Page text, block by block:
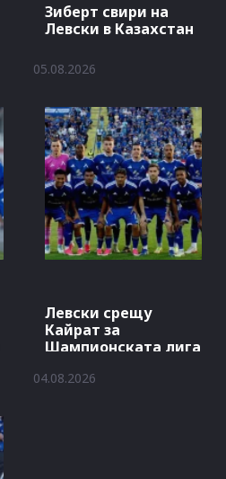
Зиберт свири на
Левски в Казахстан
05.08.2026
Левски срещу
Кайрат за
Шампионската лига
04.08.2026